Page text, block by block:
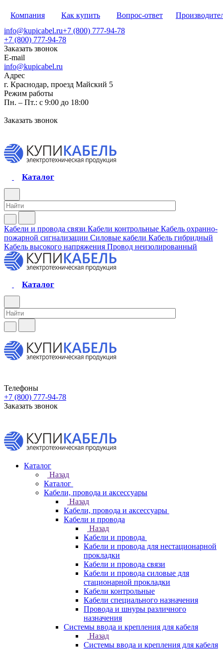
Компания Как купить Вопрос-ответ
info@kupicabel.ru+7 (800) 777-94-78
+7 (800) 777-94-78
Заказать звонок
E-mail
info@kupicabel.ru
Адрес
г. Краснодар, проезд Майский 5
Режим работы
Пн. – Пт.: с 9:00 до 18:00
Заказать звонок
Каталог
Кабели и провода связи Кабели контрольные Кабель охранно-
пожарной сигнализации Силовые кабели Кабель гибридный
Кабель высокого напряжения Провод неизолированный
Каталог
Телефоны
+7 (800) 777-94-78
Заказать звонок
Каталог
Назад
Каталог
Кабели, провода и аксессуары
Назад
Кабели, провода и аксессуары
Кабели и провода
Назад
Кабели и провода
Кабели и провода для нестационарной
прокладки
Кабели и провода связи
Кабели и провода силовые для
стационарной прокладки
Кабели контрольные
Кабели специального назначения
Провода и шнуры различного
назначения
Системы ввода и крепления для кабеля
Назад
Системы ввода и крепления для кабеля